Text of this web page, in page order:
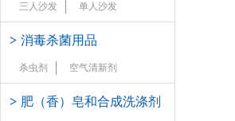
三人沙发 单人沙发
> 消毒杀菌用品
杀虫剂 空气清新剂
> 肥（香）皂和合成洗涤剂